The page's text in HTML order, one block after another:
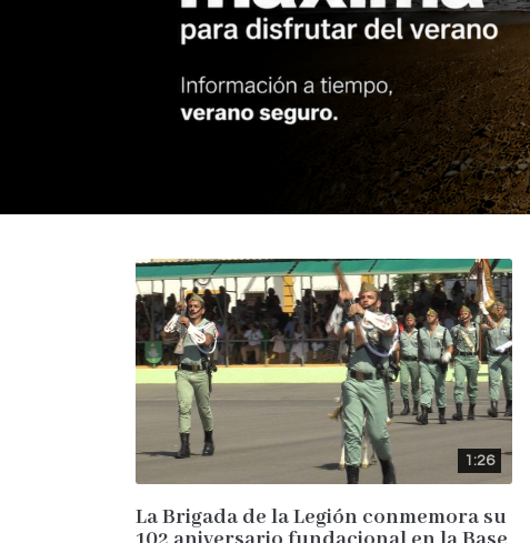
1:26
La Brigada de la Legión conmemora su